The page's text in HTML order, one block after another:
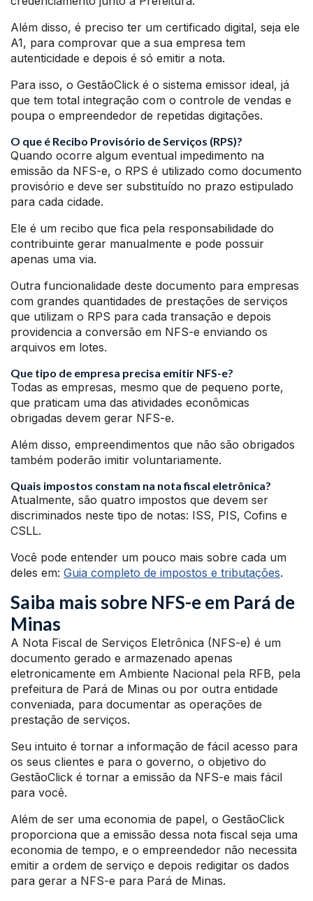
Além disso, é preciso ter um certificado digital, seja ele
A1, para comprovar que a sua empresa tem
autenticidade e depois é só emitir a nota.
Para isso, o GestãoClick é o sistema emissor ideal, já
que tem total integração com o controle de vendas e
poupa o empreendedor de repetidas digitações.
O que é Recibo Provisório de Serviços (RPS)?
Quando ocorre algum eventual impedimento na
emissão da NFS-e, o RPS é utilizado como documento
provisório e deve ser substituído no prazo estipulado
para cada cidade.
Ele é um recibo que fica pela responsabilidade do
contribuinte gerar manualmente e pode possuir
apenas uma via.
Outra funcionalidade deste documento para empresas
com grandes quantidades de prestações de serviços
que utilizam o RPS para cada transação e depois
providencia a conversão em NFS-e enviando os
arquivos em lotes.
Que tipo de empresa precisa emitir NFS-e?
Todas as empresas, mesmo que de pequeno porte,
que praticam uma das atividades econômicas
obrigadas devem gerar NFS-e.
Além disso, empreendimentos que não são obrigados
também poderão imitir voluntariamente.
Quais impostos constam na nota fiscal eletrônica?
Atualmente, são quatro impostos que devem ser
discriminados neste tipo de notas: ISS, PIS, Cofins e
CSLL.
Você pode entender um pouco mais sobre cada um
deles em: Guia completo de impostos e tributações.
Saiba mais sobre NFS-e em Pará de
Minas
A Nota Fiscal de Serviços Eletrônica (NFS-e) é um
documento gerado e armazenado apenas
eletronicamente em Ambiente Nacional pela RFB, pela
prefeitura de Pará de Minas ou por outra entidade
conveniada, para documentar as operações de
prestação de serviços.
Seu intuito é tornar a informação de fácil acesso para
os seus clientes e para o governo, o objetivo do
GestãoClick é tornar a emissão da NFS-e mais fácil
para você.
Além de ser uma economia de papel, o GestãoClick
proporciona que a emissão dessa nota fiscal seja uma
economia de tempo, e o empreendedor não necessita
emitir a ordem de serviço e depois redigitar os dados
para gerar a NFS-e para Pará de Minas.